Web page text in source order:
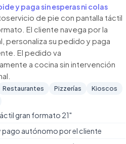
y paga sin esperas ni colas
de pie con pantalla táctil
El cliente navega por la
personaliza su pedido y paga
El pedido va
a cocina sin intervención
Restaurantes Pizzerías
Kioscos
gran formato 21"
pago autónomo por el cliente